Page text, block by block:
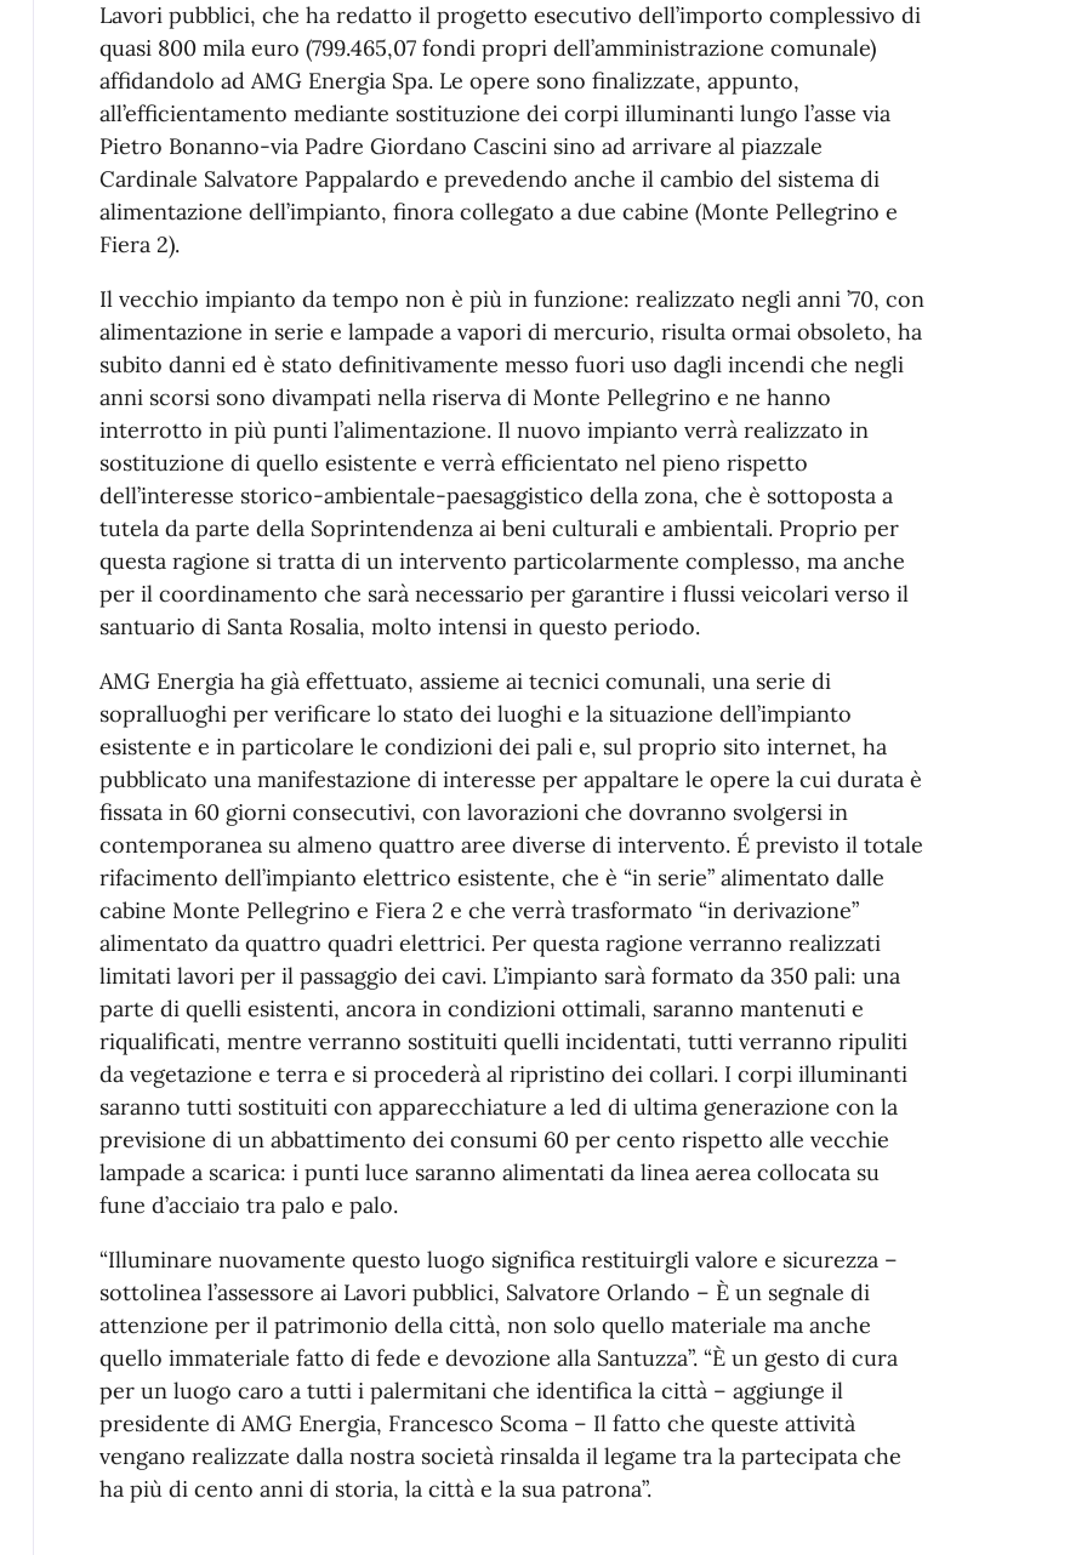
Lavori pubblici, che ha redatto il progetto esecutivo dell’importo complessivo di
quasi 800 mila euro (799.465,07 fondi propri dell’amministrazione comunale)
affidandolo ad AMG Energia Spa. Le opere sono finalizzate, appunto,
all’efficientamento mediante sostituzione dei corpi illuminanti lungo l’asse via
Pietro Bonanno-via Padre Giordano Cascini sino ad arrivare al piazzale
Cardinale Salvatore Pappalardo e prevedendo anche il cambio del sistema di
alimentazione dell’impianto, finora collegato a due cabine (Monte Pellegrino e
Fiera 2).
Il vecchio impianto da tempo non è più in funzione: realizzato negli anni ’70, con
alimentazione in serie e lampade a vapori di mercurio, risulta ormai obsoleto, ha
subito danni ed è stato definitivamente messo fuori uso dagli incendi che negli
anni scorsi sono divampati nella riserva di Monte Pellegrino e ne hanno
interrotto in più punti l’alimentazione. Il nuovo impianto verrà realizzato in
sostituzione di quello esistente e verrà efficientato nel pieno rispetto
dell’interesse storico-ambientale-paesaggistico della zona, che è sottoposta a
tutela da parte della Soprintendenza ai beni culturali e ambientali. Proprio per
questa ragione si tratta di un intervento particolarmente complesso, ma anche
per il coordinamento che sarà necessario per garantire i flussi veicolari verso il
santuario di Santa Rosalia, molto intensi in questo periodo.
AMG Energia ha già effettuato, assieme ai tecnici comunali, una serie di
sopralluoghi per verificare lo stato dei luoghi e la situazione dell’impianto
esistente e in particolare le condizioni dei pali e, sul proprio sito internet, ha
pubblicato una manifestazione di interesse per appaltare le opere la cui durata è
fissata in 60 giorni consecutivi, con lavorazioni che dovranno svolgersi in
contemporanea su almeno quattro aree diverse di intervento. É previsto il totale
rifacimento dell’impianto elettrico esistente, che è “in serie” alimentato dalle
cabine Monte Pellegrino e Fiera 2 e che verrà trasformato “in derivazione”
alimentato da quattro quadri elettrici. Per questa ragione verranno realizzati
limitati lavori per il passaggio dei cavi. L’impianto sarà formato da 350 pali: una
parte di quelli esistenti, ancora in condizioni ottimali, saranno mantenuti e
riqualificati, mentre verranno sostituiti quelli incidentati, tutti verranno ripuliti
da vegetazione e terra e si procederà al ripristino dei collari. I corpi illuminanti
saranno tutti sostituiti con apparecchiature a led di ultima generazione con la
previsione di un abbattimento dei consumi 60 per cento rispetto alle vecchie
lampade a scarica: i punti luce saranno alimentati da linea aerea collocata su
fune d’acciaio tra palo e palo.
“Illuminare nuovamente questo luogo significa restituirgli valore e sicurezza –
sottolinea l’assessore ai Lavori pubblici, Salvatore Orlando – È un segnale di
attenzione per il patrimonio della città, non solo quello materiale ma anche
quello immateriale fatto di fede e devozione alla Santuzza”. “È un gesto di cura
per un luogo caro a tutti i palermitani che identifica la città – aggiunge il
presidente di AMG Energia, Francesco Scoma – Il fatto che queste attività
vengano realizzate dalla nostra società rinsalda il legame tra la partecipata che
ha più di cento anni di storia, la città e la sua patrona”.